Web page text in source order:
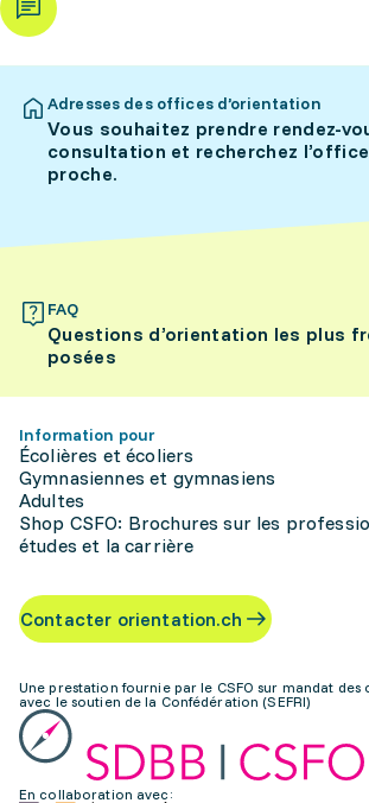
Adresses des offices d’orientation
Vous souhaitez prendre rendez-
consultation et recherchez
proche.
FAQ
Questions d’orientation les plus
posées
Information pour
Écolières et écoliers
Gymnasiennes et gymnasiens
Adultes
Shop CSFO: Brochures sur les
études et la carrière
Contacter orientation.ch
Une prestation fournie par le CSFO sur mandat des
avec le soutien de la Confédération (SEFRI)
En collaboration avec: